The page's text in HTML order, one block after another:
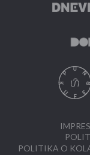
POLITIKA O